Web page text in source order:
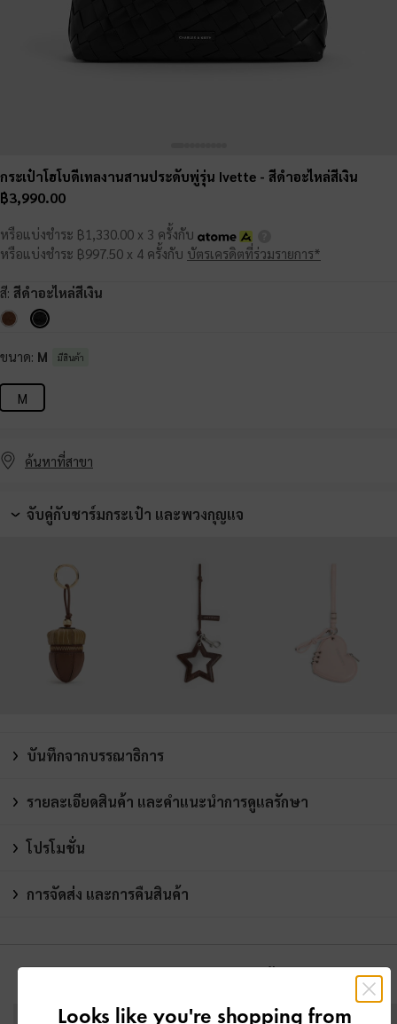
กระเป๋าโฮโบดีเทลงานสานประดับพู่รุ่น Ivette - สีดำอะไหล่สีเงิน
฿3,990.00
หรือแบ่งชำระ ฿1,330.00 x 3 ครั้งกับ
หรือแบ่งชำระ ฿997.50 x 4 ครั้งกับ บัตรเครดิตที่ร่วมรายการ*
สี: สีดำอะไหล่สีเงิน
ขนาด: M มีสินค้า
M
ค้นหาที่สาขา
จับคู่กับชาร์มกระเป๋า และพวงกุญแจ
บันทึกจากบรรณาธิการ
รายละเอียดสินค้า และคำแนะนำการดูแลรักษา
โปรโมชั่น
การจัดส่ง และการคืนสินค้า
Looks like you're shopping from